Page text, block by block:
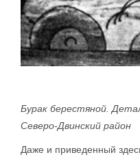
Бурак берестяной.
Северо-Двинский район
Даже и приведенный